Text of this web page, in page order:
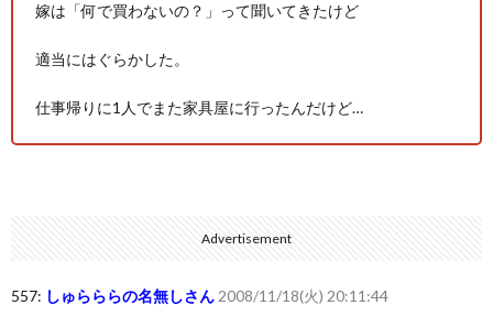
嫁は「何で買わないの？」って聞いてきたけど
適当にはぐらかした。
仕事帰りに1人でまた家具屋に行ったんだけど…
Advertisement
557: しゅらららの名無しさん 2008/11/18(火) 20:11:44